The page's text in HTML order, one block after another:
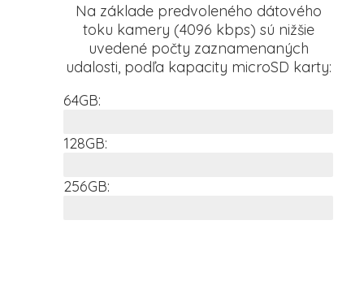
Na základe predvoleného dátového
toku kamery (4096 kbps) sú nižšie
uvedené počty zaznamenaných
udalosti, podľa kapacity microSD karty:
64GB:
128GB:
256GB: